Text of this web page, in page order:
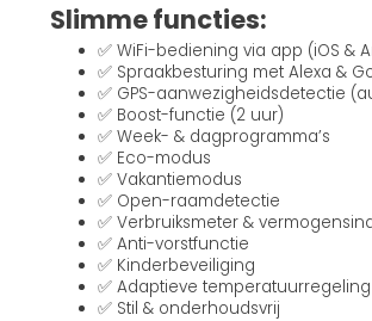
Slimme functies:
✅ WiFi-bediening via app (iOS &
✅ Spraakbesturing met Alexa &
✅ GPS-aanwezigheidsdetectie
✅ Boost-functie (2 uur)
✅ Week- & dagprogramma’s
✅ Eco-modus
✅ Vakantiemodus
✅ Open-raamdetectie
✅ Verbruiksmeter &
✅ Anti-vorstfunctie
✅ Kinderbeveiliging
✅ Adaptieve temperatuurregeling
✅ Stil & onderhoudsvrij